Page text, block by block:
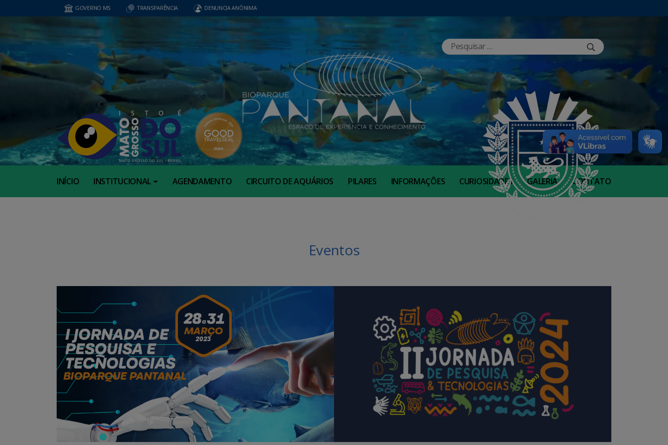
GOVERNO MS TRANSPARÊNCIA DENUNCIA ANÔNIMA
INÍCIO INSTITUCIONAL AGENDAMENTO CIRCUITO DE AQUÁRIOS PILARES INFORMAÇÕES CURIOSIDADES GALERIA CONTATO
Eventos